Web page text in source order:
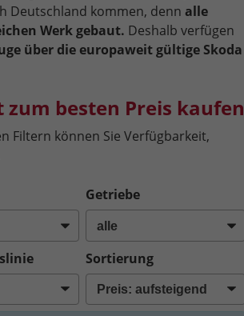
Deutschland kommen, denn alle
Werk gebaut. Deshalb verfügen
über die europaweit gültige Skoda
besten Preis kaufen
Filtern können Sie Verfügbarkeit,
Getriebe
Sortierung